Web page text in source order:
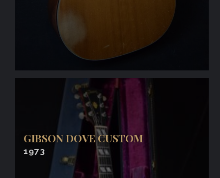
GIBSON DOVE CUSTOM
1973